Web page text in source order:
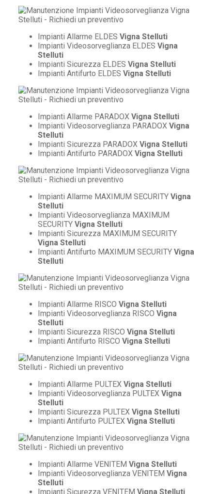
Impianti Allarme ELDES Vigna Stelluti
Impianti Videosorveglianza ELDES Vigna
Stelluti
Impianti Sicurezza ELDES Vigna Stelluti
Impianti Antifurto ELDES Vigna Stelluti
Impianti Allarme PARADOX Vigna Stelluti
Impianti Videosorveglianza PARADOX Vigna
Stelluti
Impianti Sicurezza PARADOX Vigna Stelluti
Impianti Antifurto PARADOX Vigna Stelluti
Impianti Allarme MAXIMUM SECURITY Vigna
Stelluti
Impianti Videosorveglianza MAXIMUM
SECURITY Vigna Stelluti
Impianti Sicurezza MAXIMUM SECURITY
Vigna Stelluti
Impianti Antifurto MAXIMUM SECURITY Vigna
Stelluti
Impianti Allarme RISCO Vigna Stelluti
Impianti Videosorveglianza RISCO Vigna
Stelluti
Impianti Sicurezza RISCO Vigna Stelluti
Impianti Antifurto RISCO Vigna Stelluti
Impianti Allarme PULTEX Vigna Stelluti
Impianti Videosorveglianza PULTEX Vigna
Stelluti
Impianti Sicurezza PULTEX Vigna Stelluti
Impianti Antifurto PULTEX Vigna Stelluti
Impianti Allarme VENITEM Vigna Stelluti
Impianti Videosorveglianza VENITEM Vigna
Stelluti
Impianti Sicurezza VENITEM Vigna Stelluti